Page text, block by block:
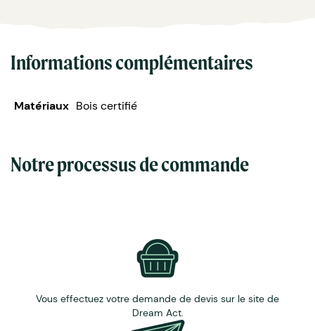
Dimensions : 80x50x3 mm.
1 Aimant : 45x13x6 mm. Composition : 2 barres en
Personnalisation : gravure (gravure nominative
disponible).
Informations complémentaires
Matériaux Bois certifié
Notre processus de commande
Vous effectuez votre demande de devis sur le site de
Dream Act.